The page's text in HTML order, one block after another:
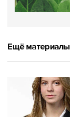
Ещё материалы